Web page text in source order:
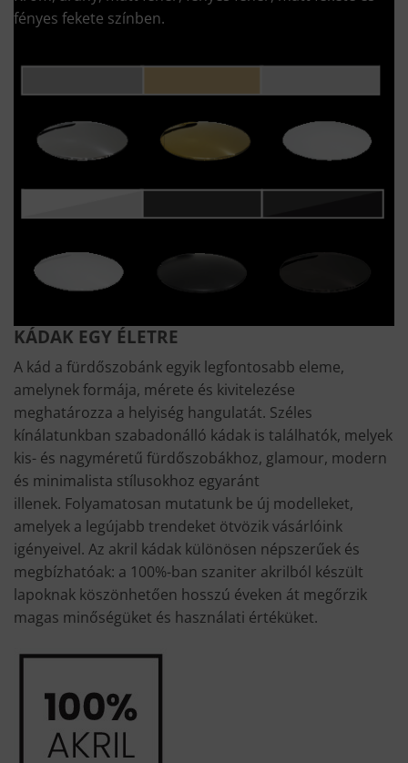
fényes fekete színben.
KÁDAK EGY ÉLETRE
A kád a fürdőszobánk egyik legfontosabb eleme,
amelynek formája, mérete és kivitelezése
meghatározza a helyiség hangulatát. Széles
kínálatunkban szabadonálló kádak is találhatók, melyek
kis- és nagyméretű fürdőszobákhoz, glamour, modern
és minimalista stílusokhoz egyaránt
illenek. Folyamatosan mutatunk be új modelleket,
amelyek a legújabb trendeket ötvözik vásárlóink
igényeivel. Az akril kádak különösen népszerűek és
megbízhatóak: a 100%-ban szaniter akrilból készült
lapoknak köszönhetően hosszú éveken át megőrzik
magas minőségüket és használati értéküket.